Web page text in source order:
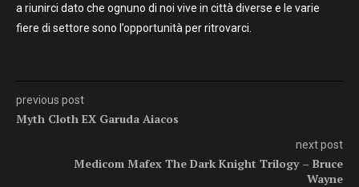
a riunirci dato che ognuno di noi vive in città diverse e le varie
fiere di settore sono l’opportunità per ritrovarci.
previous post
Myth Cloth EX Garuda Aiacos
next post
Medicom Mafex The Dark Knight Trilogy – Bruce
Wayne